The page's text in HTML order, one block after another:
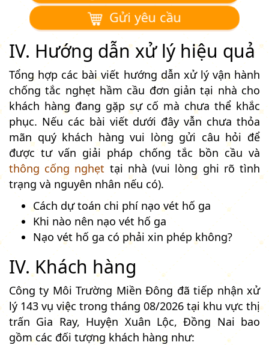
Gửi yêu cầu
IV. Hướng dẫn xử lý hiệu quả
Tổng hợp các bài viết hướng dẫn xử lý vận hành
chống tắc nghẹt hầm cầu đơn giản tại nhà cho
khách hàng đang gặp sự cố mà chưa thể khắc
phục. Nếu các bài viết dưới đây vẫn chưa thỏa
mãn quý khách hàng vui lòng gửi câu hỏi để
được tư vấn giải pháp chống tắc bồn cầu và
thông cống nghẹt tại nhà (vui lòng ghi rõ tình
trạng và nguyên nhân nếu có).
Cách dự toán chi phí nạo vét hố ga
Khi nào nên nạo vét hố ga
Nạo vét hố ga có phải xin phép không?
IV. Khách hàng
Công ty Môi Trường Miền Đông đã tiếp nhận xử
lý 143 vụ việc trong tháng 08/2026 tại khu vực thị
trấn Gia Ray, Huyện Xuân Lộc, Đồng Nai bao
gồm các đối tượng khách hàng như: